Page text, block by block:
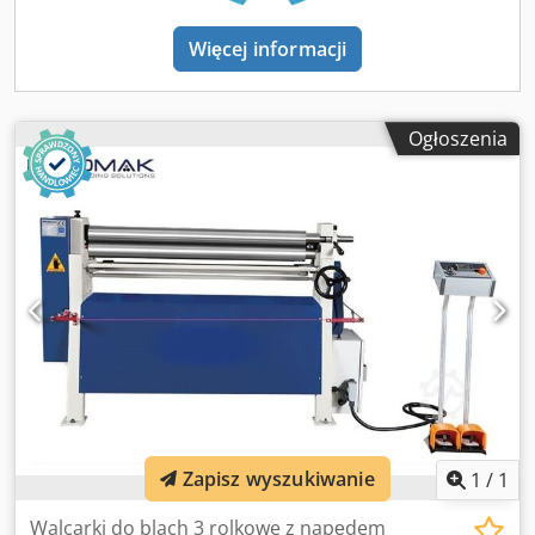
Więcej informacji
Ogłoszenia
1 / 1
Walcarki do blach 3 rolkowe z napędem
Zapisz wyszukiwanie